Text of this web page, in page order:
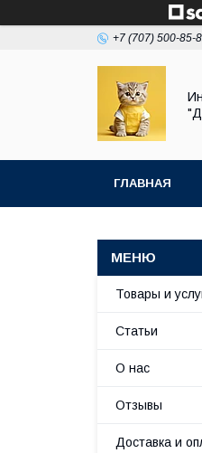
+7 (707) 500-85-
ГЛАВНАЯ
Товары и
Статьи
О нас
Отзывы
Доставка и